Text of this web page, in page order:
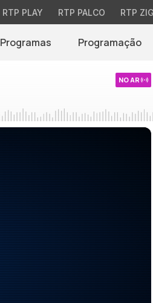
RTP PLAY RTP PALCO RTP
Programas Programação
NO AR